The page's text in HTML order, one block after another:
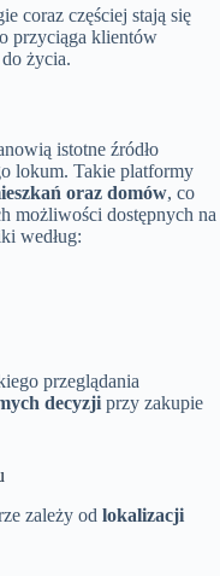
coraz częściej stają się
przyciąga klientów
życia.
istotne źródło
lokum. Takie platformy
oraz domów, co
możliwości dostępnych na
według:
przeglądania
decyzji przy zakupie
zależy od lokalizacji